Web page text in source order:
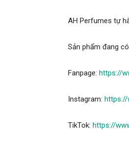
AH Perfumes tự
Sản phẩm đang
Fanpage: https://
Instagram: https://
TikTok: https://